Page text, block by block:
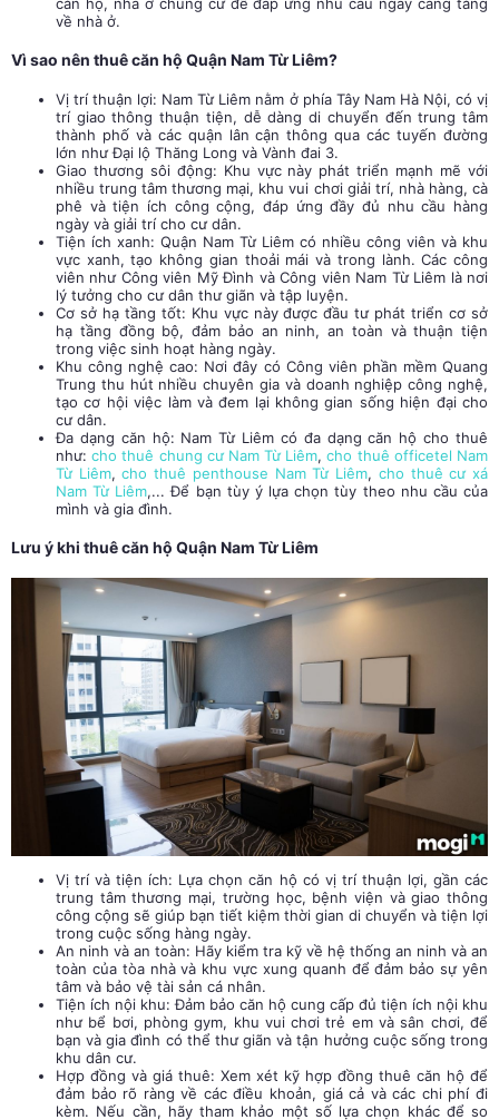
về nhà ở.
Vì sao nên thuê căn hộ Quận Nam Từ Liêm?
Vị trí thuận lợi: Nam Từ Liêm nằm ở phía Tây Nam Hà Nội, có vị
trí giao thông thuận tiện, dễ dàng di chuyển đến trung tâm
thành phố và các quận lân cận thông qua các tuyến đường
lớn như Đại lộ Thăng Long và Vành đai 3.
Giao thương sôi động: Khu vực này phát triển mạnh mẽ với
nhiều trung tâm thương mại, khu vui chơi giải trí, nhà hàng, cà
phê và tiện ích công cộng, đáp ứng đầy đủ nhu cầu hàng
ngày và giải trí cho cư dân.
Tiện ích xanh: Quận Nam Từ Liêm có nhiều công viên và khu
vực xanh, tạo không gian thoải mái và trong lành. Các công
viên như Công viên Mỹ Đình và Công viên Nam Từ Liêm là nơi
lý tưởng cho cư dân thư giãn và tập luyện.
Cơ sở hạ tầng tốt: Khu vực này được đầu tư phát triển cơ sở
hạ tầng đồng bộ, đảm bảo an ninh, an toàn và thuận tiện
trong việc sinh hoạt hàng ngày.
Khu công nghệ cao: Nơi đây có Công viên phần mềm Quang
Trung thu hút nhiều chuyên gia và doanh nghiệp công nghệ,
tạo cơ hội việc làm và đem lại không gian sống hiện đại cho
cư dân.
Đa dạng căn hộ: Nam Từ Liêm có đa dạng căn hộ cho thuê
như:cho thuê chung cư Nam Từ Liêm,cho thuê officetel Nam
Từ Liêm,cho thuê penthouse Nam Từ Liêm, cho thuê cư xá
Nam Từ Liêm,... Để bạn tùy ý lựa chọn tùy theo nhu cầu của
mình và gia đình.
Lưu ý khi thuê căn hộ Quận Nam Từ Liêm
Vị trí và tiện ích: Lựa chọn căn hộ có vị trí thuận lợi, gần các
trung tâm thương mại, trường học, bệnh viện và giao thông
công cộng sẽ giúp bạn tiết kiệm thời gian di chuyển và tiện lợi
trong cuộc sống hàng ngày.
An ninh và an toàn: Hãy kiểm tra kỹ về hệ thống an ninh và an
toàn của tòa nhà và khu vực xung quanh để đảm bảo sự yên
tâm và bảo vệ tài sản cá nhân.
Tiện ích nội khu: Đảm bảo căn hộ cung cấp đủ tiện ích nội khu
như bể bơi, phòng gym, khu vui chơi trẻ em và sân chơi, để
bạn và gia đình có thể thư giãn và tận hưởng cuộc sống trong
khu dân cư.
Hợp đồng và giá thuê: Xem xét kỹ hợp đồng thuê căn hộ để
đảm bảo rõ ràng về các điều khoản, giá cả và các chi phí đi
kèm. Nếu cần, hãy tham khảo một số lựa chọn khác để so